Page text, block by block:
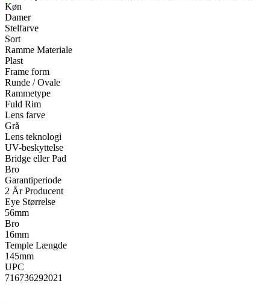
Køn
Damer
Stelfarve
Sort
Ramme Materiale
Plast
Frame form
Runde / Ovale
Rammetype
Fuld Rim
Lens farve
Grå
Lens teknologi
UV-beskyttelse
Bridge eller Pad
Bro
Garantiperiode
2 År Producent
Eye Størrelse
56mm
Bro
16mm
Temple Længde
145mm
UPC
716736292021